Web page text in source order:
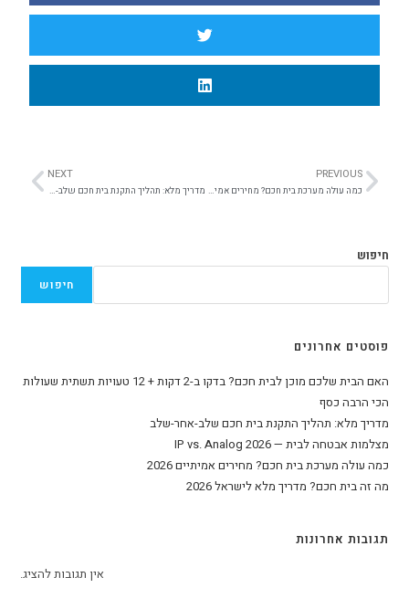
PREVIOUS
כמה עולה מערכת בית חכם? מחירים אמיתיים 2026
NEXT
מדריך מלא: תהליך התקנת בית חכם שלב-אחר-שלב
חיפוש
חיפוש
פוסטים אחרונים
האם הבית שלכם מוכן לבית חכם? בדקו ב-2 דקות + 12 טעויות תשתית שעולות
הכי הרבה כסף
מדריך מלא: תהליך התקנת בית חכם שלב-אחר-שלב
מצלמות אבטחה לבית — IP vs. Analog 2026
כמה עולה מערכת בית חכם? מחירים אמיתיים 2026
מה זה בית חכם? מדריך מלא לישראל 2026
תגובות אחרונות
אין תגובות להציג.